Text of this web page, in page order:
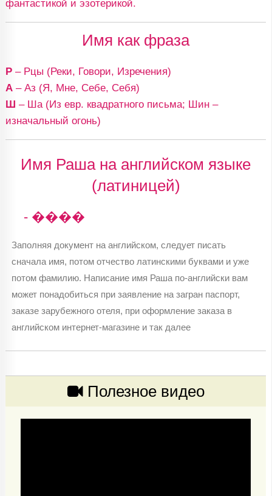
фантастикой и эзотерикой.
Имя как фраза
Р– Рцы (Реки, Говори, Изречения)
А– Аз (Я, Мне, Себе, Себя)
Ш – Ша (Из евр. квадратного письма; Шин –
изначальный огонь)
Имя Раша на английском языке
(латиницей)
- ����
Заполняя документ на английском, следует писать
сначала имя, потом отчество латинскими буквами и уже
потом фамилию. Написание имя Раша по-английски вам
может понадобиться при заявление на загран паспорт,
заказе зарубежного отеля, при оформление заказа в
английском интернет-магазине и так далее
Полезное видео